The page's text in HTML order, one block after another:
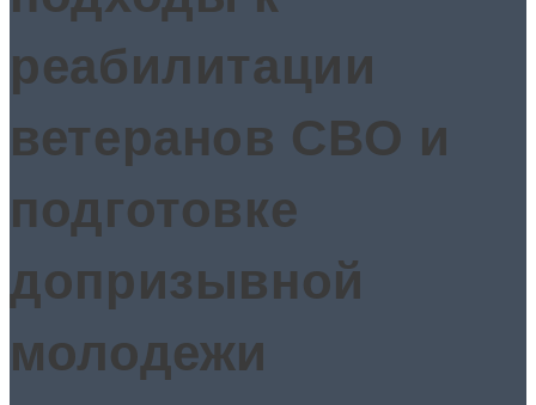
реабилитации
ветеранов СВО и
подготовке
допризывной
молодежи